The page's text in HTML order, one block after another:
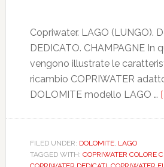
Copriwater. LAGO (LUNGO).
DEDICATO. CHAMPAGNE In
vengono illustrate le
ricambio COPRIWATER
DOLOMITE modello LAGO …
FILED UNDER: DOLOMITE, LAGO
TAGGED WITH: COPRIWATER COLORE